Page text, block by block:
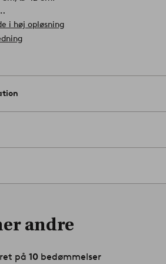
i pulverlakeret metal med håndtag.
med en fugtig klud.
der fungerer godt, både som sengebord
i høj opløsning
andre
på 10 bedømmelser